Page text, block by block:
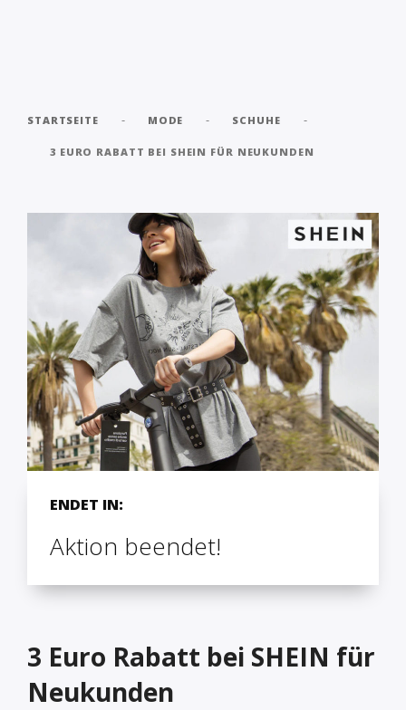
STARTSEITE - MODE - SCHUHE -
3 EURO RABATT BEI SHEIN FÜR NEUKUNDEN
ENDET IN:
Aktion beendet!
3 Euro Rabatt bei SHEIN für
Neukunden